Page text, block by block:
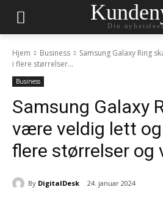
Din
Hjem Business
Samsung Galaxy Ring
i flere størrelser...
Business
Samsung Galaxy
være veldig lett og
flere størrelser og
By DigitalDesk 24. januar 2024